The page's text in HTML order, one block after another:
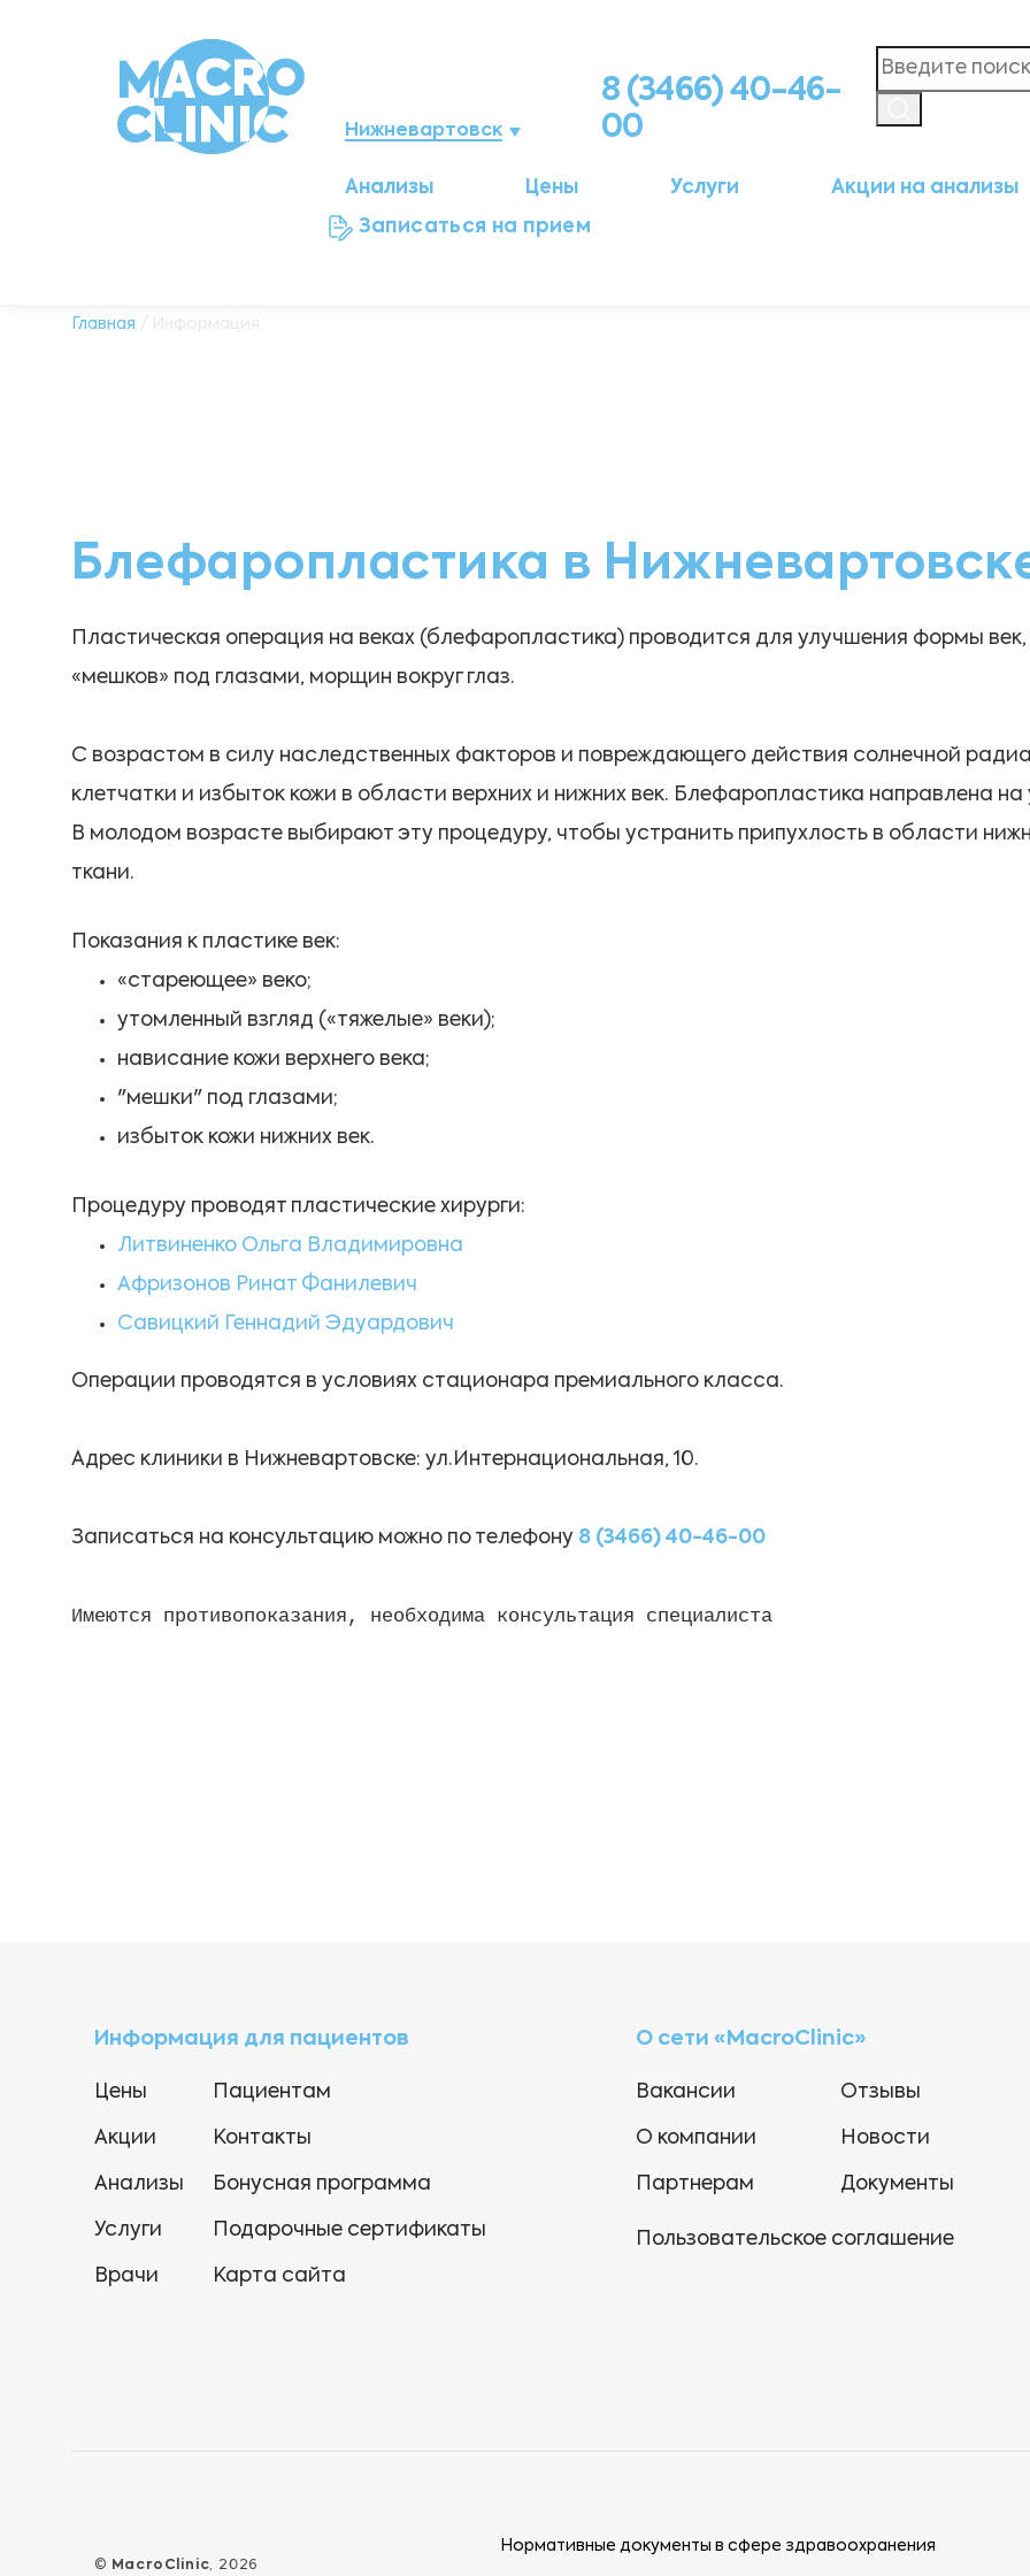
Нижневартовск
Мегион
8 (3466) 40-46-
00
Анализы Цены Услуги Акции на анализы
Записаться на прием
Главная / Информация
Блефаропластика в
Пластическая операция на веках (блефаропластика) проводится для улучшения формы век,
«мешков» под глазами, морщин вокруг глаз.
С возрастом в силу наследственных факторов и повреждающего действия солнечной
клетчатки и избыток кожи в области верхних и нижних век. Блефаропластика направлена на
В молодом возрасте выбирают эту процедуру, чтобы устранить припухлость в области
ткани.
Показания к пластике век:
«стареющее» веко;
утомленный взгляд («тяжелые» веки);
нависание кожи верхнего века;
"мешки" под глазами;
избыток кожи нижних век.
Процедуру проводят пластические хирурги:
Литвиненко Ольга Владимировна
Афризонов Ринат Фанилевич
Савицкий Геннадий Эдуардович
Операции проводятся в условиях стационара премиального класса.
Адрес клиники в Нижневартовске: ул.Интернациональная, 10.
Записаться на консультацию можно по телефону 8 (3466) 40-46-00
Имеются противопоказания, необходима консультация специалиста
Информация для пациентов
Цены
Акции
Анализы
Услуги
Врачи
Пациентам
Контакты
Бонусная программа
Подарочные сертификаты
Карта сайта
О сети «MacroClinic»
Вакансии
О компании
Партнерам
Отзывы
Новости
Документы
Пользовательское соглашение
© MacroClinic, 2026
Нормативные документы в сфере здравоохранения